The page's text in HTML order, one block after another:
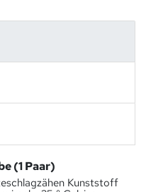
(1 Paar)
Kunststoff